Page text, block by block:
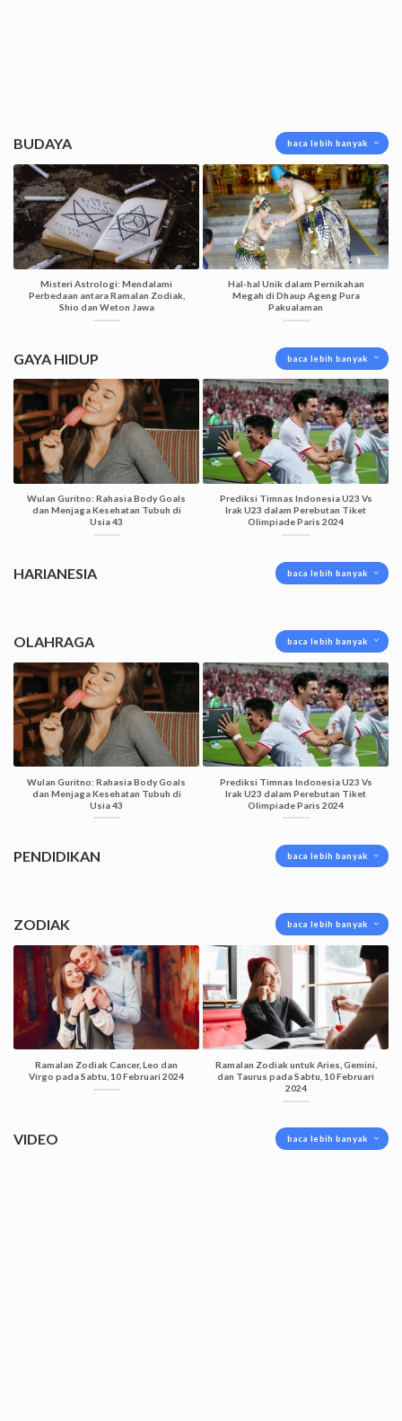
BUDAYA baca lebih banyak
Misteri Astrologi: Mendalami
Perbedaan antara Ramalan Zodiak,
Shio dan Weton Jawa
Hal-hal Unik dalam Pernikahan
Megah di Dhaup Ageng Pura
Pakualaman
GAYA HIDUP baca lebih banyak
Wulan Guritno: Rahasia Body Goals
dan Menjaga Kesehatan Tubuh di
Usia 43
Prediksi Timnas Indonesia U23 Vs
Irak U23 dalam Perebutan Tiket
Olimpiade Paris 2024
HARIANESIA baca lebih banyak
OLAHRAGA baca lebih banyak
Wulan Guritno: Rahasia Body Goals
dan Menjaga Kesehatan Tubuh di
Usia 43
Prediksi Timnas Indonesia U23 Vs
Irak U23 dalam Perebutan Tiket
Olimpiade Paris 2024
PENDIDIKAN baca lebih banyak
ZODIAK baca lebih banyak
Ramalan Zodiak Cancer, Leo dan
Virgo pada Sabtu, 10 Februari 2024
Ramalan Zodiak untuk Aries, Gemini,
dan Taurus pada Sabtu, 10 Februari
2024
VIDEO baca lebih banyak